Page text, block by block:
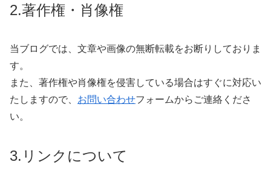
2.著作権・肖像権
当ブログでは、文章や画像の無断転載をお断りしておりま
す。
また、著作権や肖像権を侵害している場合はすぐに対応い
たしますので、 お問い合わせフォームからご連絡くださ
い。
3.リンクについて